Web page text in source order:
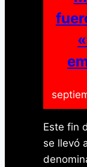
Este fin
se llevó